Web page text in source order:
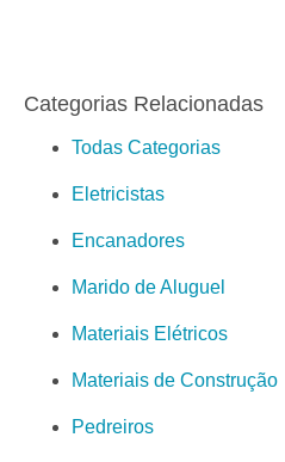
Categorias Relacionadas
Todas Categorias
Eletricistas
Encanadores
Marido de Aluguel
Materiais Elétricos
Materiais de Construção
Pedreiros